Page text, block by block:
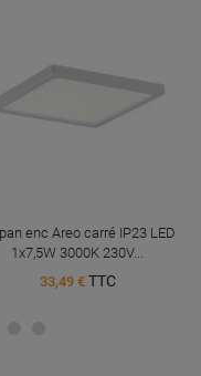
enc Areo carré IP23 LED
1x7,5W 3000K 230V...
33,49 € TTC